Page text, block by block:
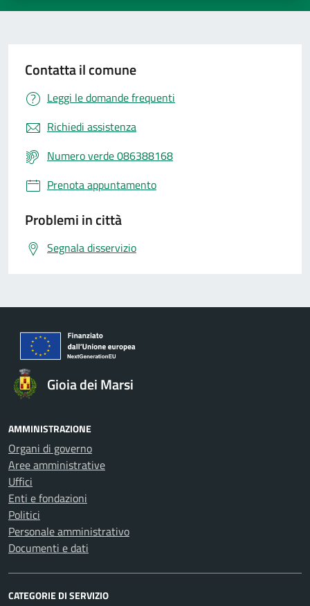
Contatta il comune
Leggi le domande frequenti
Richiedi assistenza
Numero verde 086388168
Prenota appuntamento
Problemi in città
Segnala disservizio
Gioia dei Marsi
AMMINISTRAZIONE
Organi di governo
Aree amministrative
Uffici
Enti e fondazioni
Politici
Personale amministrativo
Documenti e dati
CATEGORIE DI SERVIZIO